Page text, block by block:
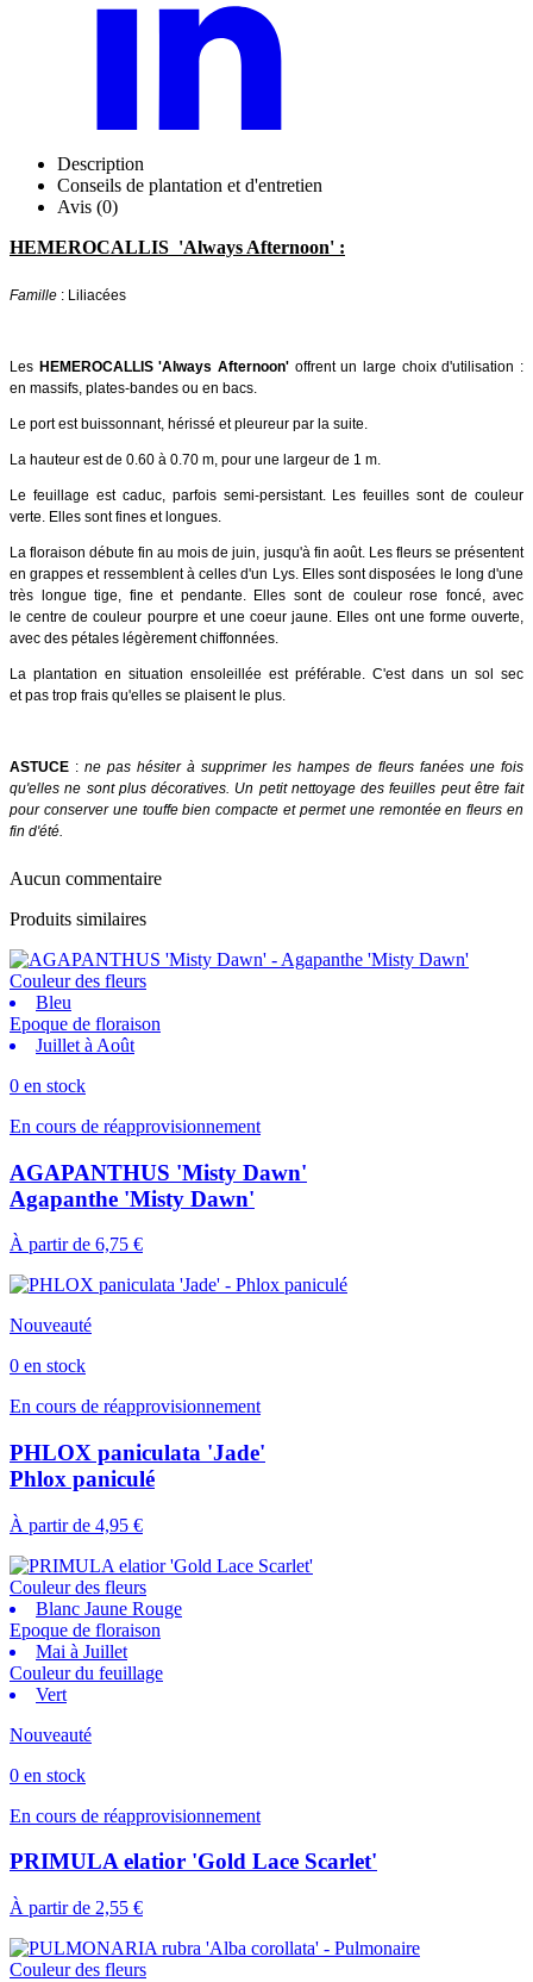
Description
Conseils de plantation et d'entretien
Avis (0)
HEMEROCALLIS 'Always Afternoon' :
Famille : Liliacées
Les HEMEROCALLIS 'Always Afternoon' offrent un large choix d'utilisation :
en massifs, plates-bandes ou en bacs.
Le port est buissonnant, hérissé et pleureur par la suite.
La hauteur est de 0.60 à 0.70 m, pour une largeur de 1 m.
Le feuillage est caduc, parfois semi-persistant. Les feuilles sont de couleur
verte. Elles sont fines et longues.
La floraison débute fin au mois de juin, jusqu'à fin août. Les fleurs se présentent
en grappes et ressemblent à celles d'un Lys. Elles sont disposées le long d'une
très longue tige, fine et pendante. Elles sont de couleur rose foncé, avec
le centre de couleur pourpre et une coeur jaune. Elles ont une forme ouverte,
avec des pétales légèrement chiffonnées.
La plantation en situation ensoleillée est préférable. C'est dans un sol sec
et pas trop frais qu'elles se plaisent le plus.
ASTUCE : ne pas hésiter à supprimer les hampes de fleurs fanées une fois
qu'elles ne sont plus décoratives. Un petit nettoyage des feuilles peut être fait
pour conserver une touffe bien compacte et permet une remontée en fleurs en
fin d'été.
Aucun commentaire
Produits similaires
Couleur des fleurs
Bleu
Epoque de floraison
Juillet à Août
0 en stock
En cours de réapprovisionnement
AGAPANTHUS 'Misty Dawn'
Agapanthe 'Misty Dawn'
À partir de 6,75 €
Nouveauté
0 en stock
En cours de réapprovisionnement
PHLOX paniculata 'Jade'
Phlox paniculé
À partir de 4,95 €
Couleur des fleurs
Blanc Jaune Rouge
Epoque de floraison
Mai à Juillet
Couleur du feuillage
Vert
Nouveauté
0 en stock
En cours de réapprovisionnement
PRIMULA elatior 'Gold Lace Scarlet'
À partir de 2,55 €
Couleur des fleurs